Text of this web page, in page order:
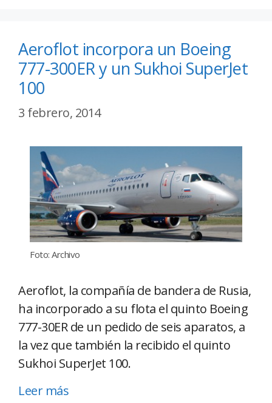
Aeroflot incorpora un Boeing
777-300ER y un Sukhoi SuperJet
100
3 febrero, 2014
Foto: Archivo
Aeroflot, la compañía de bandera de Rusia,
ha incorporado a su flota el quinto Boeing
777-30ER de un pedido de seis aparatos, a
la vez que también la recibido el quinto
Sukhoi SuperJet 100.
Leer más